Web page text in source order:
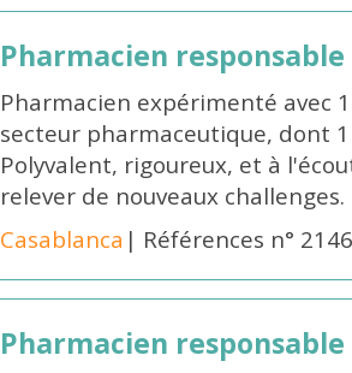
Pharmacien responsable
Pharmacien expérimenté avec
secteur pharmaceutique, dont
Polyvalent, rigoureux, et à
relever de nouveaux
Casablanca | Références n°
Pharmacien responsable